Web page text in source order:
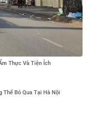
Thực Và Tiện Ích
Thể Bỏ Qua Tại Hà Nội